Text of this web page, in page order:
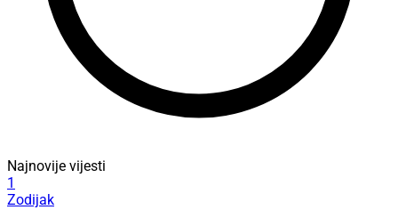
Najnovije vijesti
1
Zodijak